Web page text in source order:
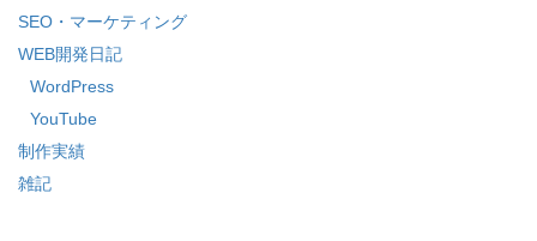
SEO・マーケティング
WEB開発日記
WordPress
YouTube
制作実績
雑記